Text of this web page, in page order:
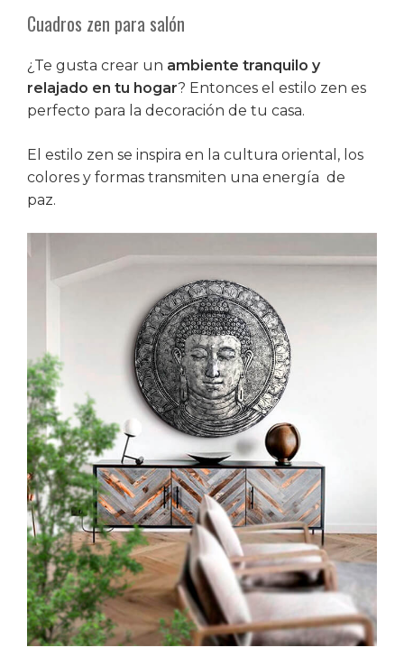
Cuadros zen para salón
¿Te gusta crear un ambiente tranquilo y
relajado en tu hogar? Entonces el estilo zen es
perfecto para la decoración de tu casa.
El estilo zen se inspira en la cultura oriental, los
colores y formas transmiten una energía de
paz.